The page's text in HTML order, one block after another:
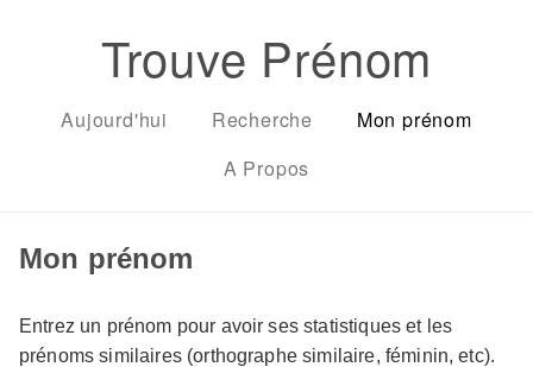
Trouve Prénom
Aujourd'hui Recherche
Mon prénom
A Propos
Mon prénom
Entrez un prénom pour avoir ses statistiques et les
prénoms similaires (orthographe similaire, féminin, etc).